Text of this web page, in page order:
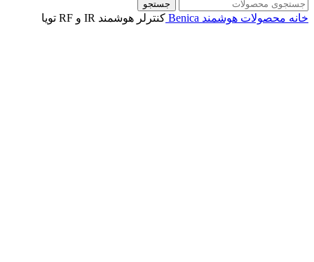
جستجو
خانه محصولات هوشمند Benica کنترلر هوشمند IR و RF تویا